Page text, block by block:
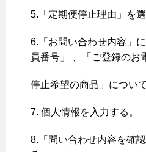
5.「定期便停止理由」を選
6.「お問い合わせ内容」
員番号」 、「ご登録のお
停止希望の商品」につい
7. 個人情報を入力する。
8.「問い合わせ内容を確